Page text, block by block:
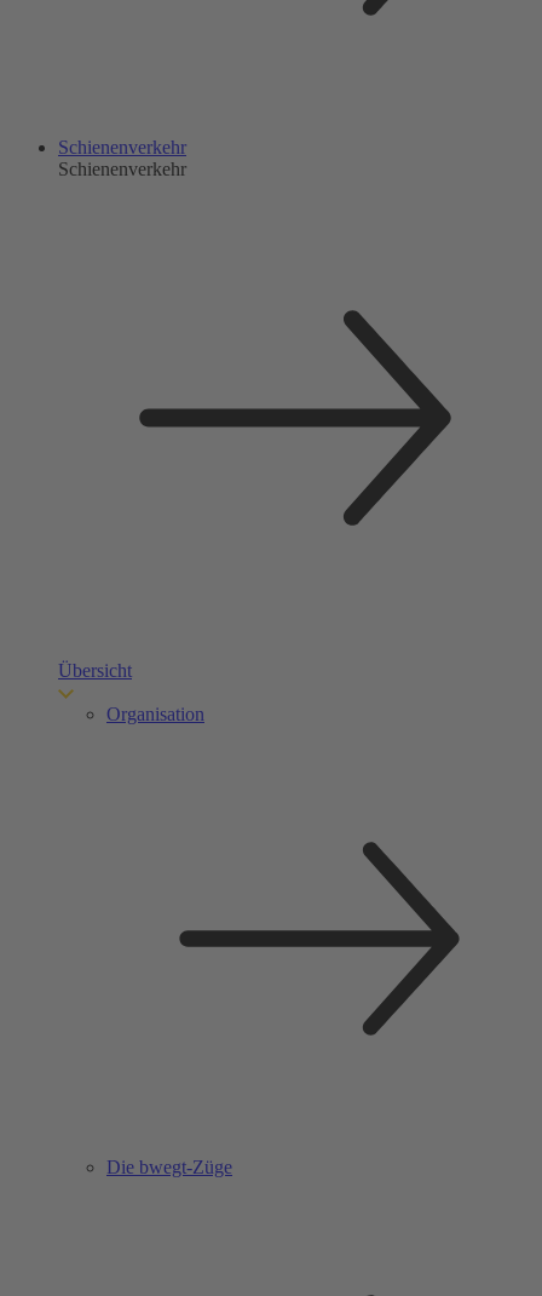
Schienenverkehr
Schienenverkehr
Übersicht
Organisation
Die bwegt-Züge